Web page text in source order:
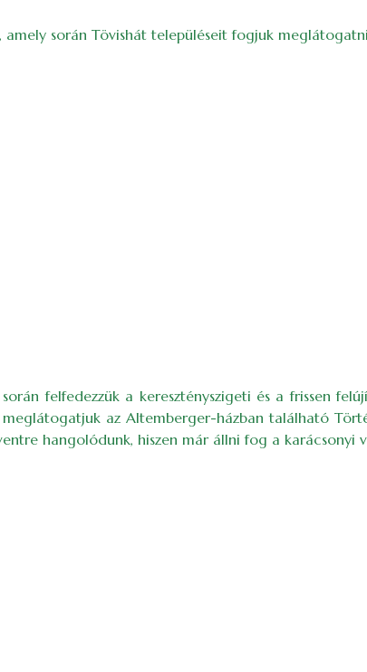
során Tövishát településeit fogjuk
felfedezzük a keresztényszigeti és a frissen
meglátogatjuk az Altemberger-házban található
hangolódunk, hiszen már állni fog a karácsonyi